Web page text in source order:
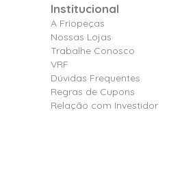
Institucional
A Friopeças
Nossas Lojas
Trabalhe Conosco
VRF
Dúvidas Frequentes
Regras de Cupons
Relação com Investidor